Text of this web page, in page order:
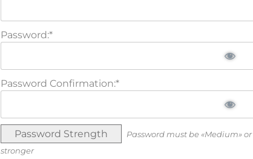
Password:*
Password Confirmation:*
Password Strength
Password must be «Medium» or
stronger